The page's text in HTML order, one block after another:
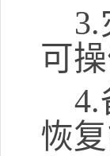
3.
可
4.
恢